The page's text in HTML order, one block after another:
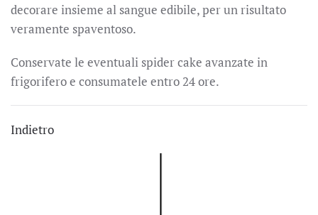
decorare insieme al sangue edibile, per un risultato
veramente spaventoso.
Conservate le eventuali spider cake avanzate in
frigorifero e consumatele entro 24 ore.
Indietro